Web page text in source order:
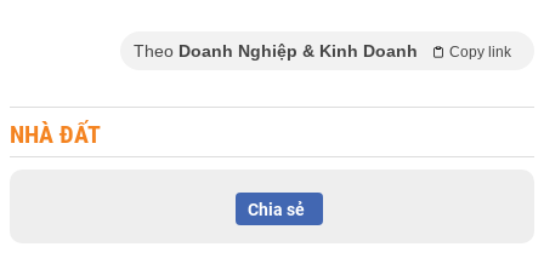
Theo Doanh Nghiệp & Kinh Doanh Copy link
NHÀ ĐẤT
Chia sẻ